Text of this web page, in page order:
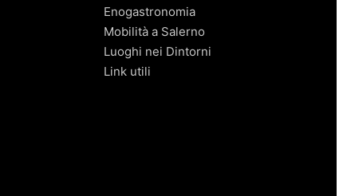
Enogastronomia
Mobilità a Salerno
Luoghi nei Dintorni
Link utili